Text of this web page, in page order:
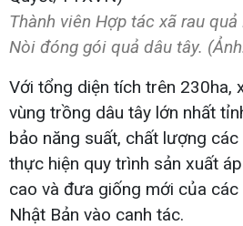
Thành viên Hợp tác xã rau
Nòi đóng gói quả dâu tây.
Với tổng diện tích trên 230ha,
vùng trồng dâu tây lớn nhất
bảo năng suất, chất lượng
thực hiện quy trình sản xuất
cao và đưa giống mới của các
Nhật Bản vào canh tác.